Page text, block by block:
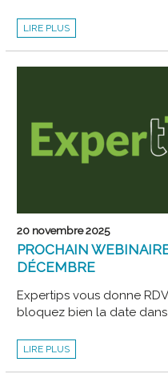
EXPERTIPS
REVIENT
12
LIRE PLUS
20 novembre 2025
PROCHAIN
DÉCEMBRE
Expertips vous donne
bloquez bien la date dans
PROCHAIN
WEBINAIRE
LIRE PLUS